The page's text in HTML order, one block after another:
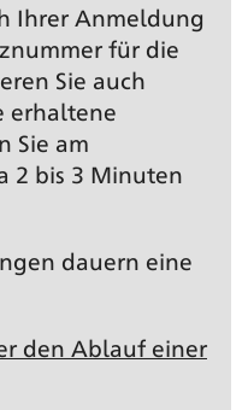
Ihrer Anmeldung
für die
Sie auch
erhaltene
Sie am
2 bis 3 Minuten
dauern eine
den Ablauf einer